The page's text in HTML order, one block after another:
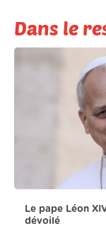
Dans le
Le pape Léon
dévoilé